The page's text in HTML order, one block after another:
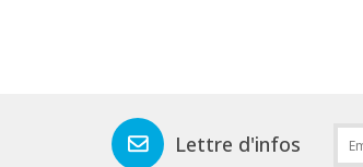
Lettre d'infos